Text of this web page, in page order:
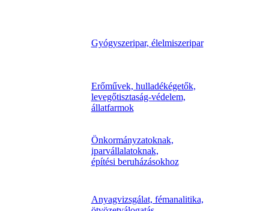
Gyógyszeripar, élelmiszeripar
Erőművek, hulladékégetők,
levegőtisztaság-védelem,
állatfarmok
Önkormányzatoknak,
iparvállalatoknak,
építési beruházásokhoz
Anyagvizsgálat, fémanalitika,